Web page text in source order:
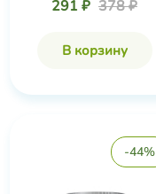
291 ₽ 378 ₽
В корзину
-44%